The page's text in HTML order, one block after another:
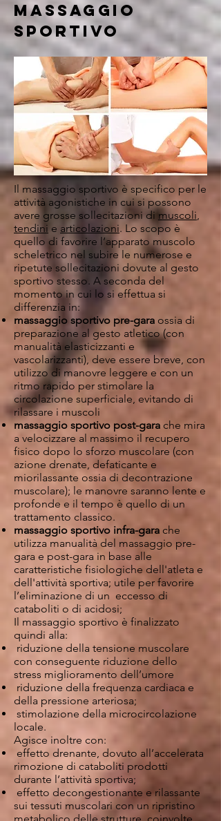
massaggio
sportivo
Il massaggio sportivo è specifico per le
attività agonistiche in cui si possono
avere grosse sollecitazioni di muscoli,
tendini e articolazioni. Lo scopo è
quello di favorire l’apparato muscolo
scheletrico nel subire le numerose e
ripetute sollecitazioni dovute al gesto
sportivo stesso. A seconda del
momento in cui lo si effettua si
differenzia in:
massaggio sportivo pre-gara ossia di
preparazione al gesto atletico (con
manualità elasticizzanti e
vascolarizzanti), deve essere breve, con
utilizzo di manovre leggere e con un
ritmo rapido per stimolare la
circolazione superficiale, evitando di
rilassare i muscoli
massaggio sportivo post-gara che mira
a velocizzare al massimo il recupero
fisico dopo lo sforzo muscolare (con
azione drenate, defaticante e
miorilassante ossia di decontrazione
muscolare); le manovre saranno lente e
profonde e il tempo è quello di un
trattamento classico.
massaggio sportivo infra-gara che
utilizza manualità del massaggio pre-
gara e post-gara in base alle
caratteristiche fisiologiche dell'atleta e
dell'attività sportiva; utile per favorire
l’eliminazione di un eccesso di
cataboliti o di acidosi;
Il massaggio sportivo è finalizzato
quindi alla:
riduzione della tensione muscolare
con conseguente riduzione dello
stress miglioramento dell’umore
riduzione della frequenza cardiaca e
della pressione arteriosa;
stimolazione della microcircolazione
locale.
Agisce inoltre con:
effetto drenante, dovuto all’accelerata
rimozione di cataboliti prodotti
durante l’attività sportiva;
effetto decongestionante e rilassante
sui tessuti muscolari con un ripristino